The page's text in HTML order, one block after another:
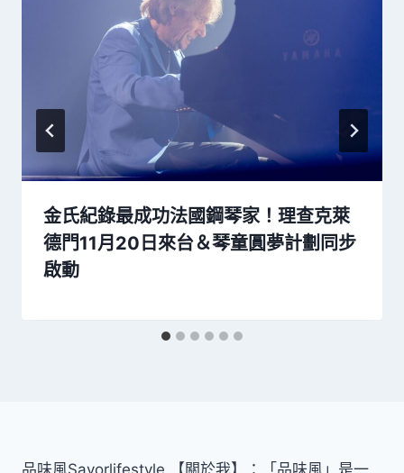
金氏紀錄最成功法國鋼琴家！理查克萊
德門11月20日來台＆琴童圓夢計劃同步
啟動
品味風Savorlifestyle 【關於我】：「品味風」是一